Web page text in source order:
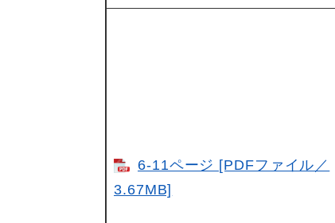
6-11ページ [PDFファイル／
3.67MB]